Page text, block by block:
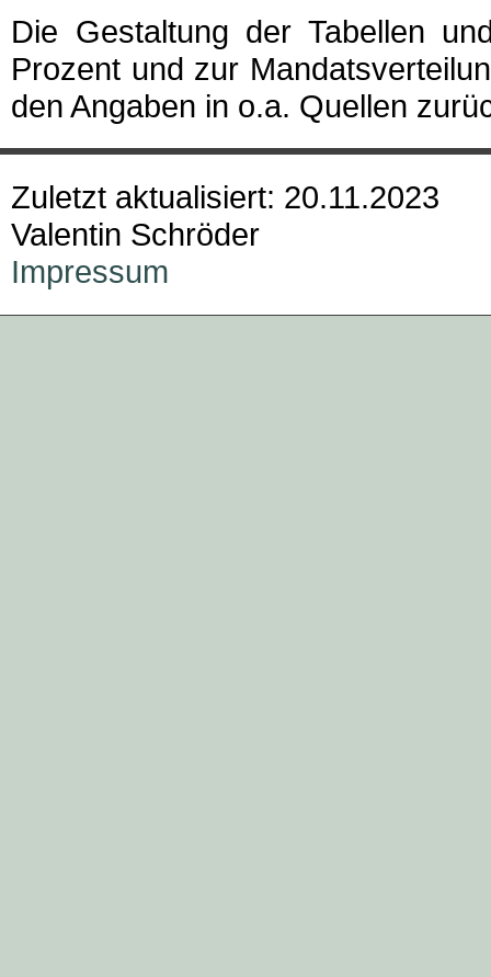
Die Gestaltung der Tabellen
Prozent und zur
den Angaben in o.a. Quellen
Zuletzt aktualisiert: 20.11.2023
Valentin Schröder
Impressum